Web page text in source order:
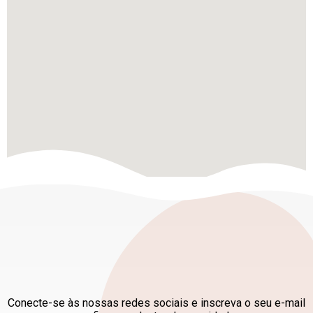
Conecte-se às nossas redes sociais e inscreva o seu e-mail